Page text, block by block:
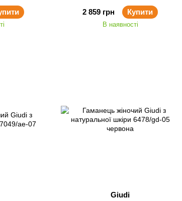
2 859 грн
Купити
В наявності
Giudi